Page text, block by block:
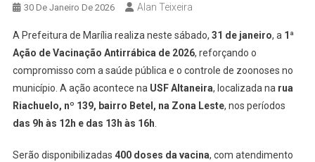
30 De Janeiro De 2026 Alan Teixeira
A Prefeitura de Marília realiza neste sábado, 31 de janeiro, a 1ª
Ação de Vacinação Antirrábica de 2026, reforçando o
compromisso com a saúde pública e o controle de zoonoses no
município. A ação acontece na USF Altaneira, localizada na rua
Riachuelo, nº 139, bairro Betel, na Zona Leste, nos períodos
das 9h às 12h e das 13h às 16h
Serão disponibilizadas 400 doses da vacina, com atendimento